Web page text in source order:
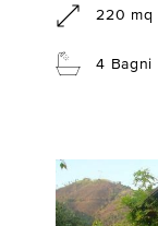
220 mq
4 Bagni